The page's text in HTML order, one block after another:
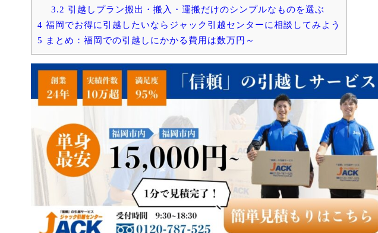
3.2 引越しプラン搬出・搬入・運搬だけのシンプルなものを選ぶ
4 福岡でお得に引越したいならジャック引越センターに相談してみよう
5 まとめ：福岡での引越しにかかる費用は数万円～